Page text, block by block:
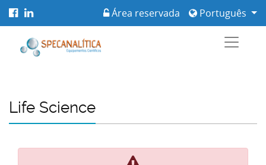
Português
Área reservada
Life Science